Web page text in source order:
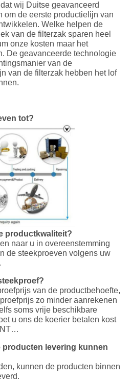
wij Duitse geavanceerd
om de eerste productielijn van
Welke helpen de
van de filterzak sparen heel
onze kosten maar het
De geavanceerde technologie
van de
van de filterzak hebben het lof
tot?
productkwaliteit?
naar u in overeenstemming
de steekproeven volgens uw
van de productbehoefte,
zo minder aanrekenen
soms vrije beschikbare
u ons de koerier betalen kost
producten levering kunnen
kunnen de producten binnen